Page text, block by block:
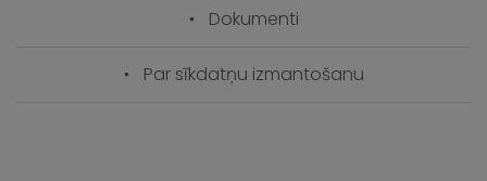
Dokumenti
Par sīkdatņu izmantošanu